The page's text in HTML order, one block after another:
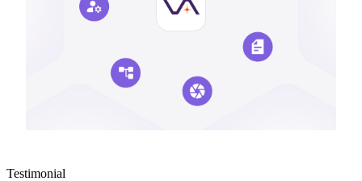
Testimonial